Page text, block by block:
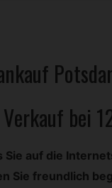
bei
Sie auf die
Sie freundlich